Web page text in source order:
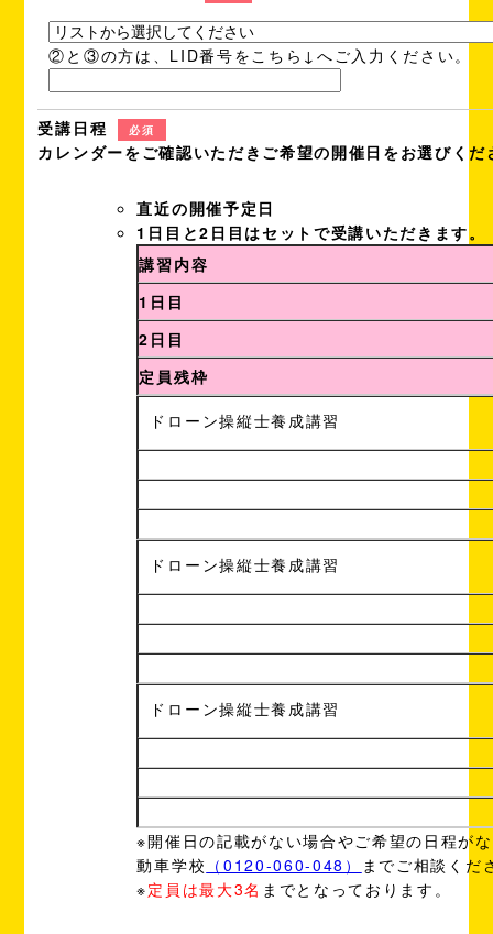
②と③の方は、LID番号をこちら↓へご入力ください。
受講日程 必須
カレンダーをご確認いただきご希望の開催日をお選びくだ
直近の開催予定日
1日目と2日目はセットで受講いただきます。
講習内容
1日目
2日目
定員残枠
ドローン操縦士養成講習
ドローン操縦士養成講習
ドローン操縦士養成講習
※開催日の記載がない場合やご希望の日程が
動車学校 （0120-060-048）
までご相談くだ
※定員は最大3名 までとなっております。